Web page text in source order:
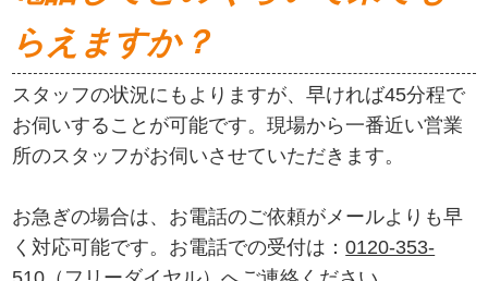
らえますか？
スタッフの状況にもよりますが、早ければ45分程で
お伺いすることが可能です。現場から一番近い営業
所のスタッフがお伺いさせていただきます。
お急ぎの場合は、お電話のご依頼がメールよりも早
く対応可能です。お電話での受付は：0120-353-